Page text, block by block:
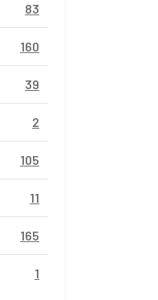
83
160
39
2
105
11
165
1